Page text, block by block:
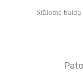
Siūlome